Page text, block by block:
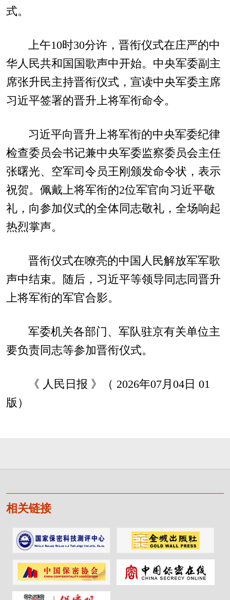
式。
上午10时30分许，晋衔仪式在庄严的中
华人民共和国国歌声中开始。中央军委副主
席张升民主持晋衔仪式，宣读中央军委主席
习近平签署的晋升上将军衔命令。
习近平向晋升上将军衔的中央军委纪律
检查委员会书记兼中央军委监察委员会主任
张曙光、空军司令员王刚颁发命令状，表示
祝贺。佩戴上将军衔的2位军官向习近平敬
礼，向参加仪式的全体同志敬礼，全场响起
热烈掌声。
晋衔仪式在嘹亮的中国人民解放军军歌
声中结束。随后，习近平等领导同志同晋升
上将军衔的军官合影。
军委机关各部门、军队驻京有关单位主
要负责同志等参加晋衔仪式。
《 人民日报 》（ 2026年07月04日 01
版）
相关链接